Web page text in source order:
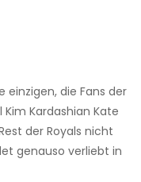
einzigen, die Fans der
Kardashian Kate
der Royals nicht
genauso verliebt in